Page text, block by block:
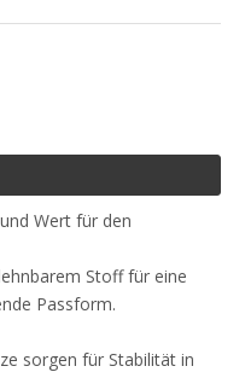
Wert für den
Stoff für eine
Passform.
sorgen für Stabilität in